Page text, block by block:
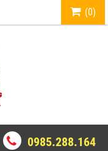
(0)
0985.288.164